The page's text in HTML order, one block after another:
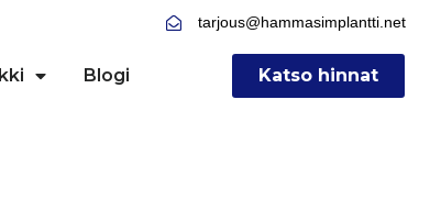
tarjous@hammasimplantti.net
Blogi Katso hinnat